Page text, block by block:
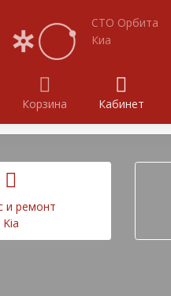
СТО Орбита
Киа
Корзина Кабинет
Акции
и ремонт
Kia